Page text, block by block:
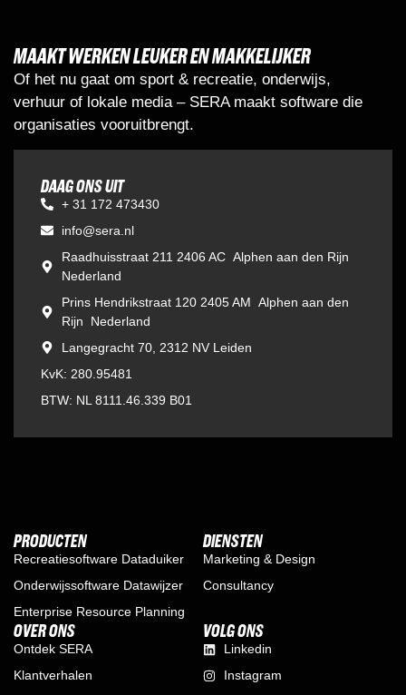
MAAKT WERKEN LEUKER EN MAKKELIJKER
Of het nu gaat om sport & recreatie, onderwijs,
verhuur of lokale media – SERA maakt software die
organisaties vooruitbrengt.
DAAG ONS UIT
+ 31 172 473430
info@sera.nl
Raadhuisstraat 211 2406 AC Alphen aan den Rijn
Nederland
Prins Hendrikstraat 120 2405 AM Alphen aan den
Rijn Nederland
Langegracht 70, 2312 NV Leiden
KvK: 280.95481
BTW: NL 8111.46.339 B01
PRODUCTEN
Recreatiesoftware Dataduiker
Onderwijssoftware Datawijzer
Enterprise Resource Planning
DIENSTEN
Marketing & Design
Consultancy
OVER ONS
Ontdek SERA
Klantverhalen
VOLG ONS
Linkedin
Instagram